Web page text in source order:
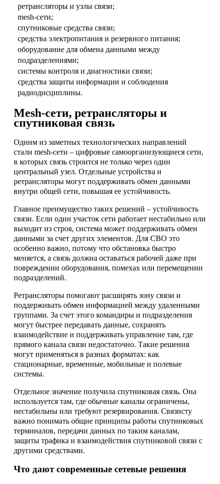
ретрансляторы и узлы связи;
mesh-сети;
спутниковые средства связи;
средства электропитания и резервного питания;
оборудование для обмена данными между
подразделениями;
системы контроля и диагностики связи;
средства защиты информации и соблюдения
радиодисциплины.
Mesh-сети, ретрансляторы и
спутниковая связь
Одним из заметных технологических направлений
стали mesh-сети – цифровые самоорганизующиеся сети,
в которых связь строится не только через один
центральный узел. Отдельные устройства и
ретрансляторы могут поддерживать обмен данными
внутри общей сети, повышая ее устойчивость.
Главное преимущество таких решений – устойчивость
связи. Если один участок сети работает нестабильно или
выходит из строя, система может поддерживать обмен
данными за счет других элементов. Для СВО это
особенно важно, потому что обстановка быстро
меняется, а связь должна оставаться рабочей даже при
повреждении оборудования, помехах или перемещении
подразделений.
Ретрансляторы помогают расширять зону связи и
поддерживать обмен информацией между удаленными
группами. За счет этого командиры и подразделения
могут быстрее передавать данные, сохранять
взаимодействие и поддерживать управление там, где
прямого канала связи недостаточно. Такие решения
могут применяться в разных форматах: как
стационарные, временные, мобильные и полевые
системы.
Отдельное значение получила спутниковая связь. Она
используется там, где обычные каналы ограничены,
нестабильны или требуют резервирования. Связисту
важно понимать общие принципы работы спутниковых
терминалов, передачи данных по таким каналам,
защиты трафика и взаимодействия спутниковой связи с
другими средствами.
Что дают современные сетевые решения